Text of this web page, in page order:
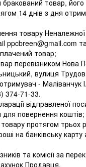
товар,
14 днів з дня
товару Неналежної
ppcbreen@gmail.com
товар;
перевізником Нова
вулиця
- Маліванчук
374-71-33.
відправленої
для повернення коштів;
протягом трьох
на банківську
та комісії за
Продавця.